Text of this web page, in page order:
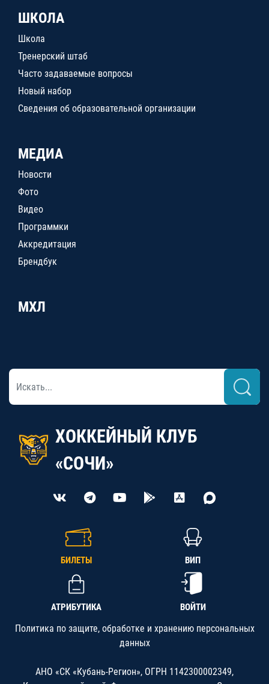
ШКОЛА
Школа
Тренерский штаб
Часто задаваемые вопросы
Новый набор
Сведения об образовательной организации
МЕДИА
Новости
Фото
Видео
Программки
Аккредитация
Брендбук
МХЛ
ХОККЕЙНЫЙ КЛУБ
«СОЧИ»
БИЛЕТЫ ВИП
АТРИБУТИКА ВОЙТИ
Политика по защите, обработке и хранению персональных
данных
АНО «СК «Кубань-Регион», ОГРН 1142300002349,